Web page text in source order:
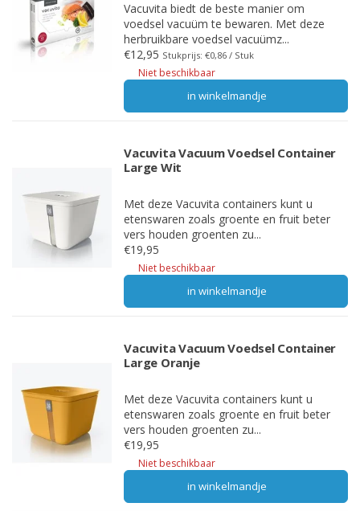
Vacuvita biedt de beste manier om
voedsel vacuüm te bewaren. Met deze
herbruikbare voedsel vacuümz...
€12,95 Stukprijs: €0,86 / Stuk
Niet beschikbaar
in winkelmandje
Vacuvita Vacuum Voedsel Container
Large Wit
Met deze Vacuvita containers kunt u
etenswaren zoals groente en fruit beter
vers houden groenten zu...
€19,95
Niet beschikbaar
in winkelmandje
Vacuvita Vacuum Voedsel Container
Large Oranje
Met deze Vacuvita containers kunt u
etenswaren zoals groente en fruit beter
vers houden groenten zu...
€19,95
Niet beschikbaar
in winkelmandje